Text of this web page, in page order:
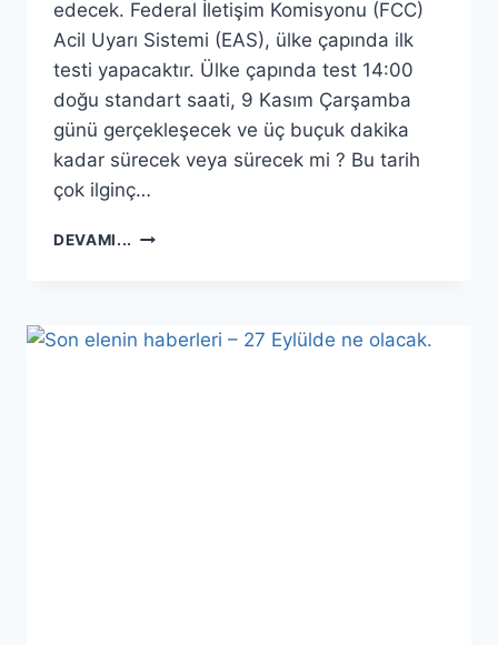
edecek. Federal İletişim Komisyonu (FCC)
Acil Uyarı Sistemi (EAS), ülke çapında ilk
testi yapacaktır. Ülke çapında test 14:00
doğu standart saati, 9 Kasım Çarşamba
günü gerçekleşecek ve üç buçuk dakika
kadar sürecek veya sürecek mi ? Bu tarih
çok ilginç…
DEVAMI... ACIL
ÜLKE
ÇAPINDA